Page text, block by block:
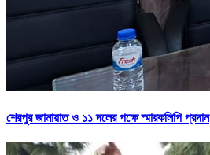
শেরপুর জামায়াত ও ১১ দলের পক্ষে স্মারকলিপি প্রদান